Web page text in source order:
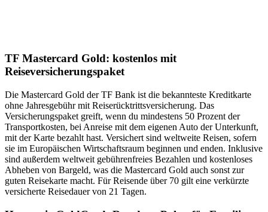
TF Mastercard Gold: kostenlos mit
Reiseversicherungspaket
Die Mastercard Gold der TF Bank ist die bekannteste Kreditkarte
ohne Jahresgebühr mit Reiserücktrittsversicherung. Das
Versicherungspaket greift, wenn du mindestens 50 Prozent der
Transportkosten, bei Anreise mit dem eigenen Auto der Unterkunft,
mit der Karte bezahlt hast. Versichert sind weltweite Reisen, sofern
sie im Europäischen Wirtschaftsraum beginnen und enden. Inklusive
sind außerdem weltweit gebührenfreies Bezahlen und kostenloses
Abheben von Bargeld, was die Mastercard Gold auch sonst zur
guten Reisekarte macht. Für Reisende über 70 gilt eine verkürzte
versicherte Reisedauer von 21 Tagen.